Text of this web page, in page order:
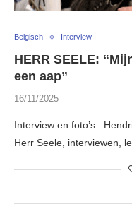
Belgisch Interview
HERR SEELE:
een aap”
16/11/2025
Interview en foto’s :
Herr Seele, interviewen,